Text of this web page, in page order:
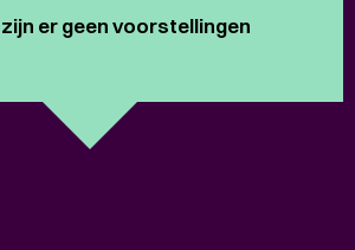
er geen voorstellingen